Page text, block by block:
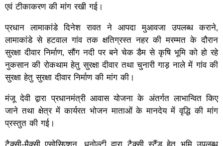
एवं टीकाकरण की मांग रखी गई।
प्रधान लामाकांडे दिनेश रावत ने आपदा मुआवजा उपलब्ध कराने,
लामाकांडे से हटवाल गांव तक क्षतिग्रस्त नहर की मरम्मत के दौरान
सुरक्षा दीवार निर्माण, सौंग नदी पर बने चेक डैम से कृषि भूमि को हो रहे
नुकसान की रोकथाम हेतु सुरक्षा दीवार तथा चुनारी गाड़ नाले में गांव की
सुरक्षा हेतु सुरक्षा दीवार निर्माण की मांग की।
मंजू देवी द्वारा प्रधानमंत्री आवास योजना के अंतर्गत लाभान्वित किए
जाने तथा क्षेत्र में कार्यरत भोजन माताओं के मानदेय में वृद्धि की मांग
प्रस्तुत की गई।